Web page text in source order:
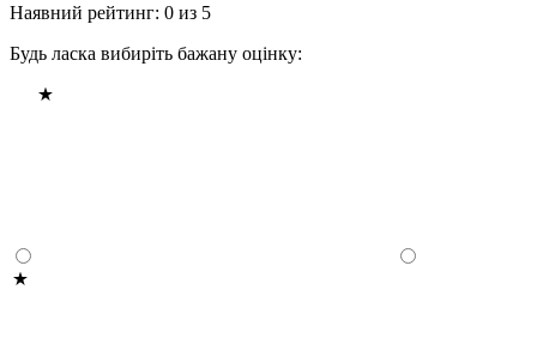
Наявний рейтинг: 0 из 5
Будь ласка вибиріть бажану оцінку: